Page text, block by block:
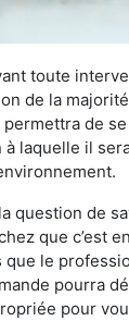
toute
de la
de
à laquelle il
question de
que c’est
que le
pourra
pour